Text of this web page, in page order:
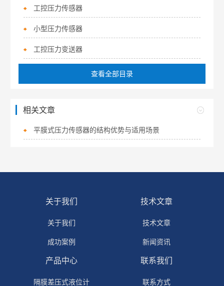
工控压力传感器
小型压力传感器
工控压力变送器
查看全部目录
相关文章
平膜式压力传感器的结构优势与适用场景
关于我们
关于我们
成功案例
技术文章
技术文章
新闻资讯
产品中心
隔膜差压式液位计
联系我们
联系方式